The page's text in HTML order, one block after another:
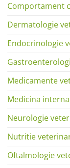
Comportament
Dermatologie
Endocrinologie
Medicamente
Medicina
Neurologie
Nutritie
Oftalmologie